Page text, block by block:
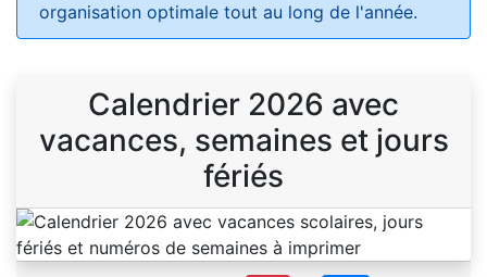
organisation optimale tout au long de l'année.
Calendrier 2026 avec
vacances, semaines et jours
fériés